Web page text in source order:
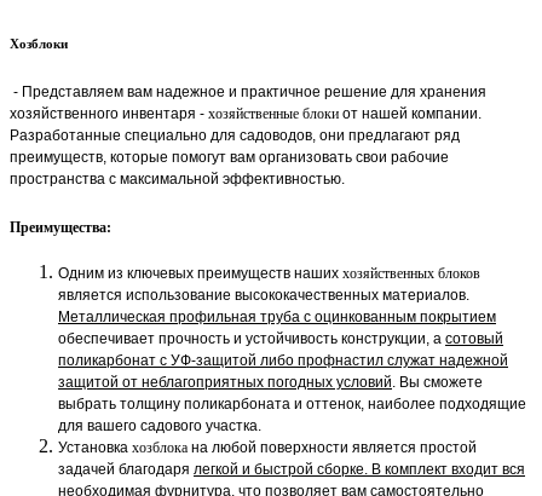
Хозблоки
- Представляем вам надежное и практичное решение для хранения
хозяйственного инвентаря - хозяйственные блоки от нашей компании.
Разработанные специально для садоводов, они предлагают ряд
преимуществ, которые помогут вам организовать свои рабочие
пространства с максимальной эффективностью.
Преимущества:
Одним из ключевых преимуществ наших хозяйственных блоков
является использование высококачественных материалов.
Металлическая профильная труба с оцинкованным покрытием
обеспечивает прочность и устойчивость конструкции, а сотовый
поликарбонат с УФ-защитой либо профнастил служат надежной
защитой от неблагоприятных погодных условий . Вы сможете
выбрать толщину поликарбоната и оттенок, наиболее подходящие
для вашего садового участка.
Установка хозблока на любой поверхности является простой
задачей благодаря легкой и быстрой сборке. В комплект входит вся
необходимая фурнитура , что позволяет вам самостоятельно